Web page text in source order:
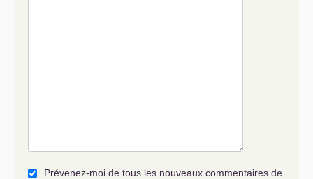
Prévenez-moi de tous les nouveaux commentaires de